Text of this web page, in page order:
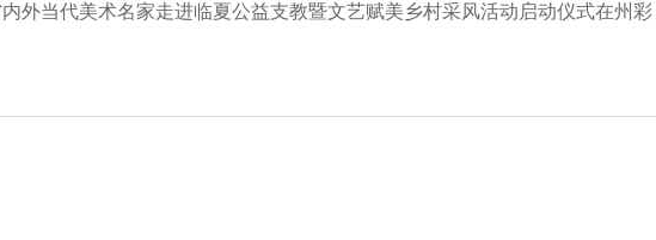
外当代美术名家走进临夏公益支教暨文艺赋美乡村采风活动启动仪式在州彩